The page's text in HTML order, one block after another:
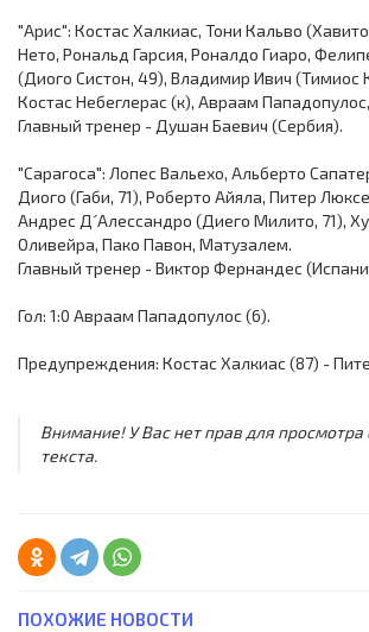
"Арис": Костас Халкиас, Тони Кальво
Нето, Рональд Гарсия, Роналдо Гиаро,
(Диого Систон, 49), Владимир Ивич (Тимиос
Костас Небеглерас (к), Авраам
Главный тренер - Душан Баевич (Сербия).
"Сарагоса": Лопес Вальехо, Альберто
Диого (Габи, 71), Роберто Айяла, Питер
Андрес Д´Алессандро (Диего Милито, 71),
Оливейра, Пако Павон, Матузалем.
Главный тренер - Виктор Фернандес
Гол: 1:0 Авраам Пападопулос (6).
Предупреждения: Костас Халкиас (87) -
Внимание! У Вас нет прав для просмотра
текста.
ПОХОЖИЕ НОВОСТИ